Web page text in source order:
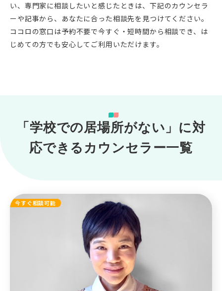
い、専門家に相談したいと感じたときは、下記のカウンセラ
ーや記事から、あなたに合った相談先を見つけてください。
ココロの窓口は予約不要で今すぐ・短時間から相談でき、は
じめての方でも安心してご利用いただけます。
「学校での居場所がない」に対
応できるカウンセラー一覧
今すぐ相談可能